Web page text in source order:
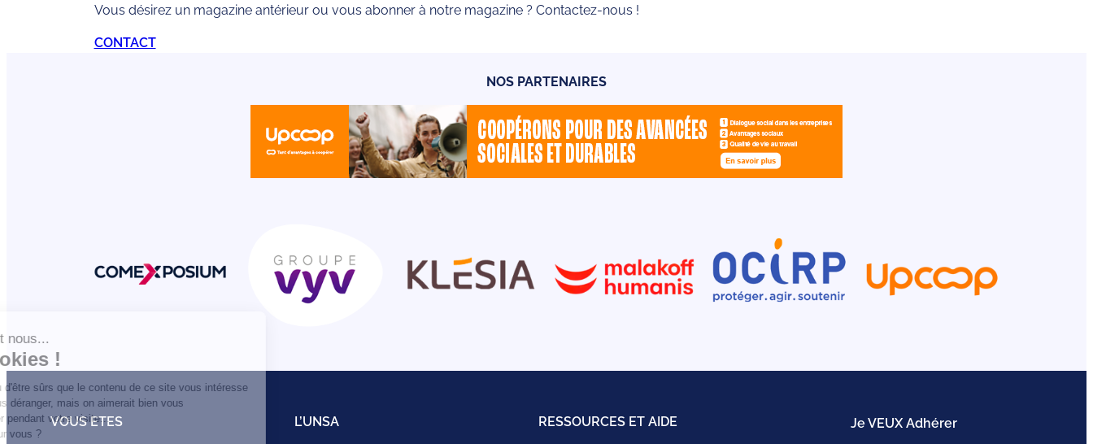
Vous désirez un magazine antérieur ou vous abonner à notre magazine ? Contactez-nous !
CONTACT
NOS PARTENAIRES
VOUS ETES L’UNSA RESSOURCES ET AIDE Je VEUX Adhérer